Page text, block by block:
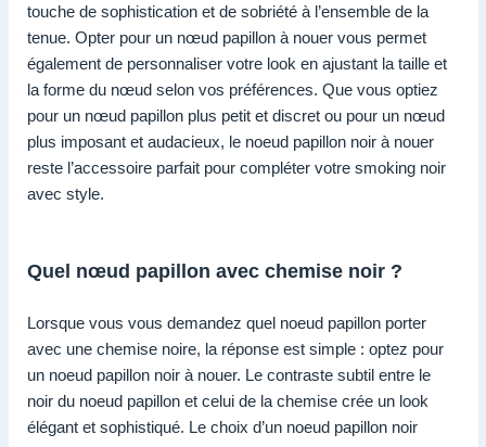
touche de sophistication et de sobriété à l’ensemble de la
tenue. Opter pour un nœud papillon à nouer vous permet
également de personnaliser votre look en ajustant la taille et
la forme du nœud selon vos préférences. Que vous optiez
pour un nœud papillon plus petit et discret ou pour un nœud
plus imposant et audacieux, le noeud papillon noir à nouer
reste l’accessoire parfait pour compléter votre smoking noir
avec style.
Quel nœud papillon avec chemise noir ?
Lorsque vous vous demandez quel noeud papillon porter
avec une chemise noire, la réponse est simple : optez pour
un noeud papillon noir à nouer. Le contraste subtil entre le
noir du noeud papillon et celui de la chemise crée un look
élégant et sophistiqué. Le choix d’un noeud papillon noir